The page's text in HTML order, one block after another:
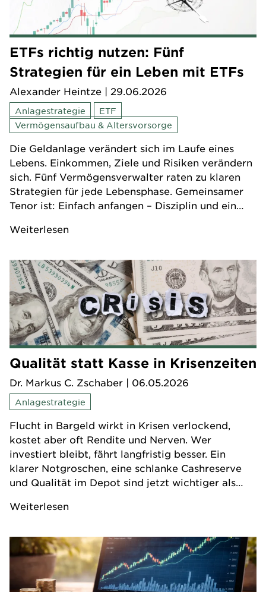
ETFs richtig nutzen: Fünf
Strategien für ein Leben mit ETFs
Alexander Heintze | 29.06.2026
Anlagestrategie
ETF
Vermögensaufbau & Altersvorsorge
Die Geldanlage verändert sich im Laufe eines
Lebens. Einkommen, Ziele und Risiken verändern
sich. Fünf Vermögensverwalter raten zu klaren
Strategien für jede Lebensphase. Gemeinsamer
Tenor ist: Einfach anfangen – Disziplin und ein
Weiterlesen
Qualität statt Kasse in Krisenzeiten
Dr. Markus C. Zschaber | 06.05.2026
Anlagestrategie
Flucht in Bargeld wirkt in Krisen verlockend,
kostet aber oft Rendite und Nerven. Wer
investiert bleibt, fährt langfristig besser. Ein
klarer Notgroschen, eine schlanke Cashreserve
und Qualität im Depot sind jetzt wichtiger als
Weiterlesen